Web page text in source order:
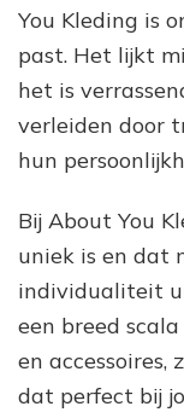
You Kleding is
past. Het lijkt
het is
verleiden door
hun
Bij About You
uniek is en dat
individualiteit
een breed
en
dat perfect bij